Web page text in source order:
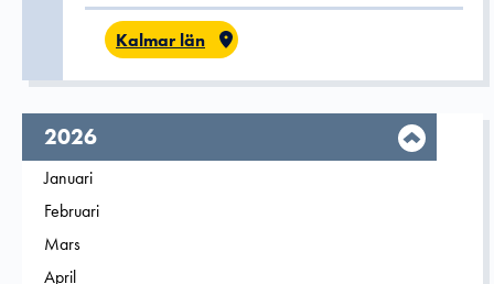
Kalmar län
År,
2026
Filtrera på
Januari
Filtrera på
Februari
Filtrera på
Mars
Filtrera på
April